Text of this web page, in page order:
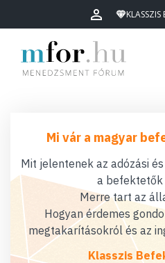
KLASSZIS
Mi vár a magyar
Mit jelentenek az adózási
a befektetők
Merre tart az
Hogyan érdemes
megtakarításokról és az
Klasszis